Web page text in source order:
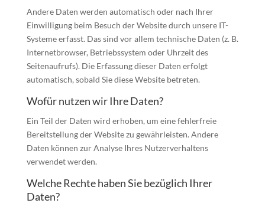
Andere Daten werden automatisch oder nach Ihrer
Einwilligung beim Besuch der Website durch unsere IT-
Systeme erfasst. Das sind vor allem technische Daten (z. B.
Internetbrowser, Betriebssystem oder Uhrzeit des
Seitenaufrufs). Die Erfassung dieser Daten erfolgt
automatisch, sobald Sie diese Website betreten.
Wofür nutzen wir Ihre Daten?
Ein Teil der Daten wird erhoben, um eine fehlerfreie
Bereitstellung der Website zu gewährleisten. Andere
Daten können zur Analyse Ihres Nutzerverhaltens
verwendet werden.
Welche Rechte haben Sie bezüglich Ihrer
Daten?